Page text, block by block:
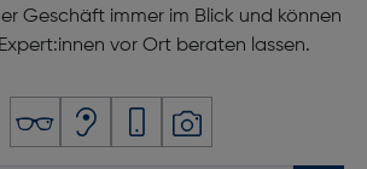
Geschäft immer im Blick und können
vor Ort beraten lassen.